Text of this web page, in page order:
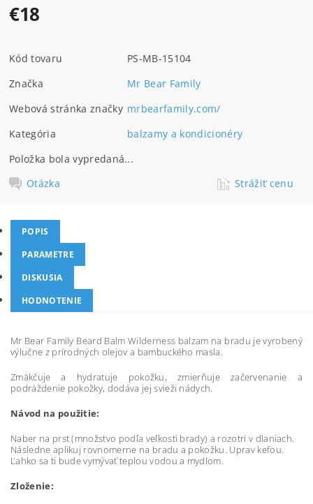
€18
Kód tovaru
PS-MB-15104
Značka
Mr Bear Family
Webová stránka značky mrbearfamily.com/
Kategória
balzamy a kondicionéry
Položka bola vypredaná...
Otázka
Strážiť cenu
POPIS
PARAMETRE
DISKUSIA
HODNOTENIE
Mr Bear Family Beard Balm Wilderness balzam na bradu je vyrobený
výlučne z prírodných olejov a bambuckého masla.
Zmäkčuje a hydratuje pokožku, zmierňuje začervenanie a
podráždenie pokožky, dodáva jej svieži nádych.
Návod na použitie:
Naber na prst (množstvo podľa veľkosti brady) a rozotri v dlaniach.
Následne aplikuj rovnomerne na bradu a pokožku. Uprav kefou.
Ľahko sa ti bude vymývať teplou vodou a mydlom.
Zloženie: